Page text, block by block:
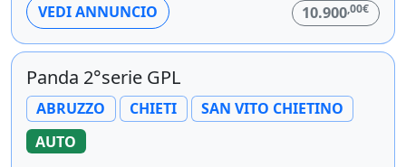
VEDI ANNUNCIO 10.900,00€
Panda 2°serie GPL
ABRUZZO CHIETI
SAN VITO CHIETINO
AUTO